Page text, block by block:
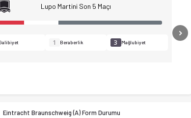
Lupo Martini Son 5 Maçı
1 Beraberlik 3 Mağlubiyet
Eintracht Braunschweig (A) Form Durumu